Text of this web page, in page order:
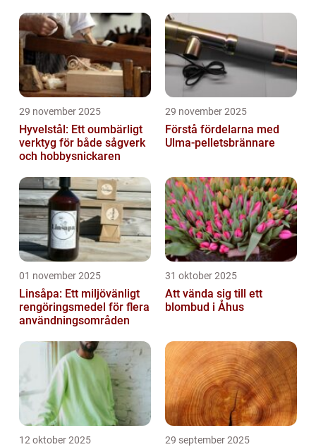
29 november 2025
Hyvelstål: Ett oumbärligt
verktyg för både sågverk
och hobbysnickaren
29 november 2025
Förstå fördelarna med
Ulma-pelletsbrännare
01 november 2025
Linsåpa: Ett miljövänligt
rengöringsmedel för flera
användningsområden
31 oktober 2025
Att vända sig till ett
blombud i Åhus
12 oktober 2025 29 september 2025